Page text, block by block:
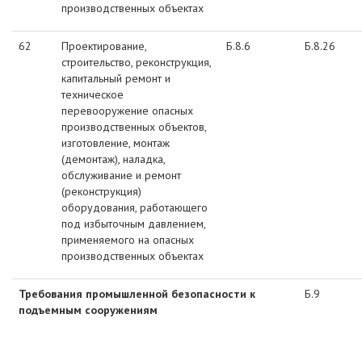
производственных объектах
62
Проектирование,
строительство, реконструкция,
капитальный ремонт и
техническое
перевооружение опасных
производственных объектов,
изготовление, монтаж
(демонтаж), наладка,
обслуживание и ремонт
(реконструкция)
оборудования, работающего
под избыточным давлением,
применяемого на опасных
производственных объектах
Б.8.6 Б.8.26
Требования промышленной безопасности к
подъемным сооружениям
Б.9